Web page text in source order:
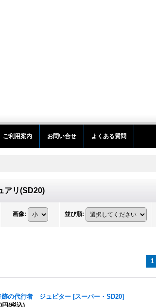
ご利用案内 お問い合せ よくある質問
アリ(SD20)
画像: 並び順:
1
跡の代行者 ジュピター [スーパー・SD20]
円(税込)